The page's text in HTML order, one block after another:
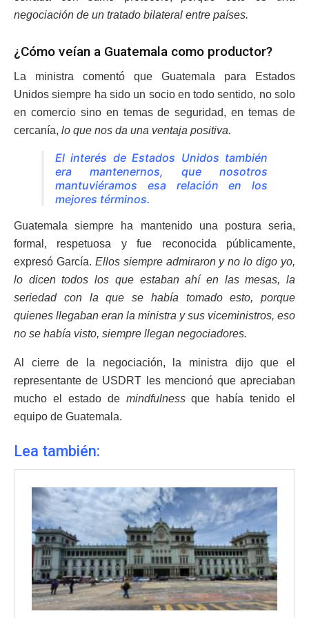
negociación de un tratado bilateral entre países.
¿Cómo veían a Guatemala como productor?
La ministra comentó que Guatemala para Estados
Unidos siempre ha sido un socio en todo sentido, no solo
en comercio sino en temas de seguridad, en temas de
cercanía, lo que nos da una ventaja positiva.
El interés de Estados Unidos también
era mantenernos, que nosotros
mantuviéramos esa relación en los
mejores términos.
Guatemala siempre ha mantenido una postura seria,
formal, respetuosa y fue reconocida públicamente,
expresó García. Ellos siempre admiraron y no lo digo yo,
lo dicen todos los que estaban ahí en las mesas, la
seriedad con la que se había tomado esto, porque
quienes llegaban eran la ministra y sus viceministros, eso
no se había visto, siempre llegan negociadores.
Al cierre de la negociación, la ministra dijo que el
representante de USDRT les mencionó que apreciaban
mucho el estado de mindfulnessque había tenido el
equipo de Guatemala.
Lea también: